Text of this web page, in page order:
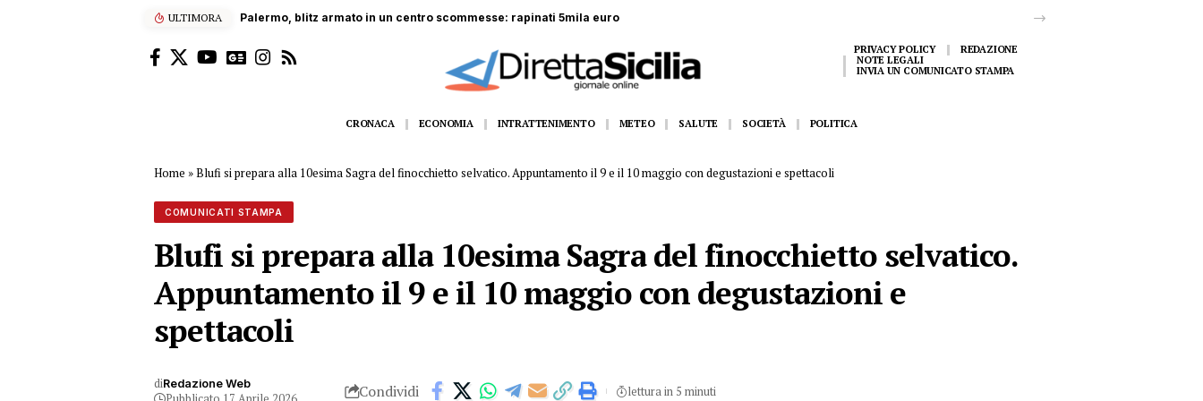
ULTIMORA Dramma sul lavoro a Bolognetta: operaio di 52 anni precipita da tre metri
PRIVACY POLICY
REDAZIONE
NOTE LEGALI
INVIA UN COMUNICATO STAMPA
CRONACA ECONOMIA INTRATTENIMENTO METEO SALUTE SOCIETÀ POLITICA
Home »Blufi si prepara alla 10esima Sagra del finocchietto selvatico. Appuntamento il 9 e il 10 maggio con degustazioni e spettacoli
COMUNICATI STAMPA
Blufi si prepara alla 10esima Sagra del finocchietto selvatico.
Appuntamento il 9 e il 10 maggio con degustazioni e
spettacoli
diRedazione Web Condividi lettura in 5 minuti